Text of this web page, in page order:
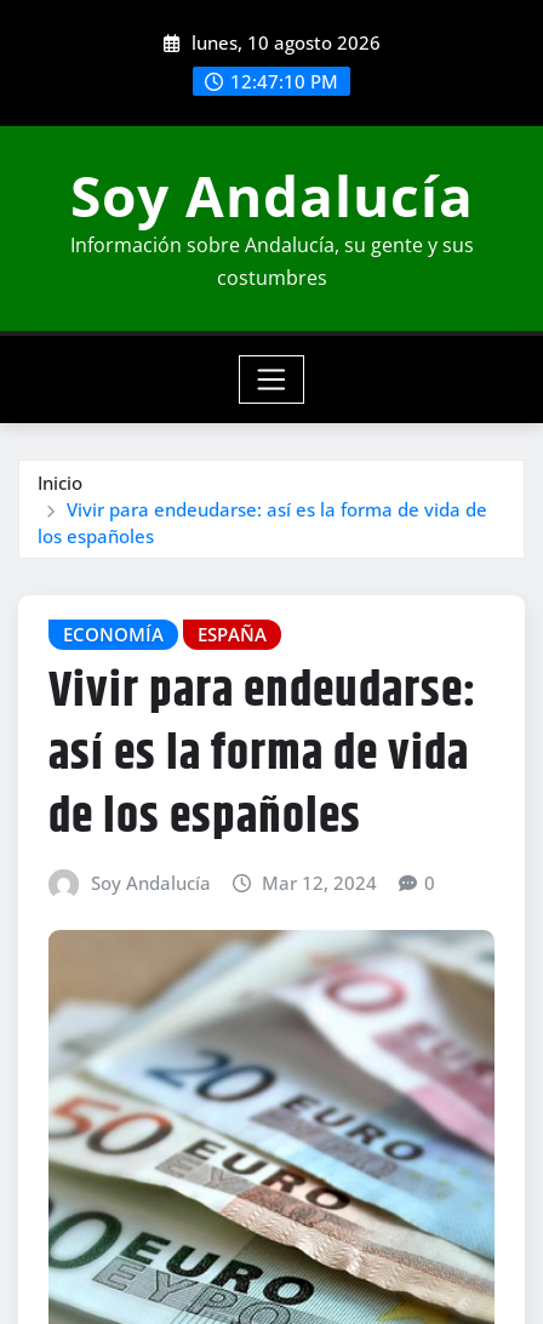
lunes, 10 agosto 2026
12:47:12 PM
Soy Andalucía
Información sobre Andalucía, su gente y sus
costumbres
Inicio
Vivir para endeudarse: así es la forma de vida de
los españoles
ECONOMÍA ESPAÑA
Vivir para endeudarse:
así es la forma de vida
de los españoles
Soy Andalucía Mar 12, 2024 0